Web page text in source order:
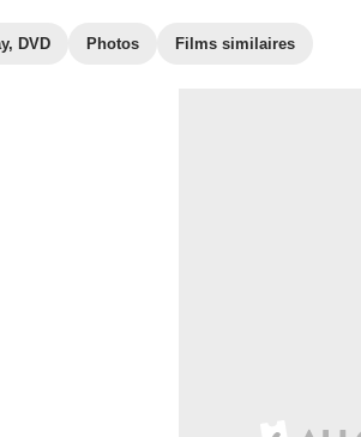
DVD Photos Films similaires